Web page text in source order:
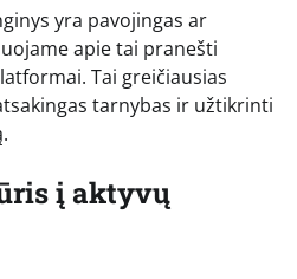
yra pavojingas ar
apie tai pranešti
Tai greičiausias
tarnybas ir užtikrinti
į aktyvų